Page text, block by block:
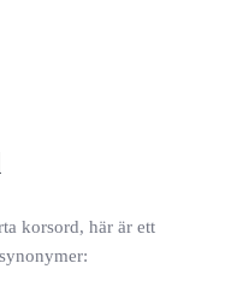
korsord, här är ett